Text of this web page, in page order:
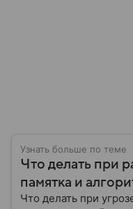
Узнать больше по теме
Что делать при
памятка и
Что делать при